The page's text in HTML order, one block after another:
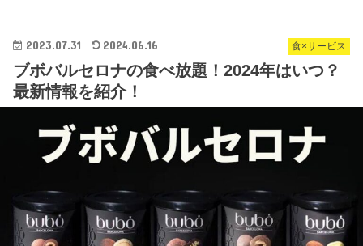
食×サービス
2023.07.31 2024.06.16
ブボバルセロナの食べ放題！2024年はいつ？
最新情報を紹介！